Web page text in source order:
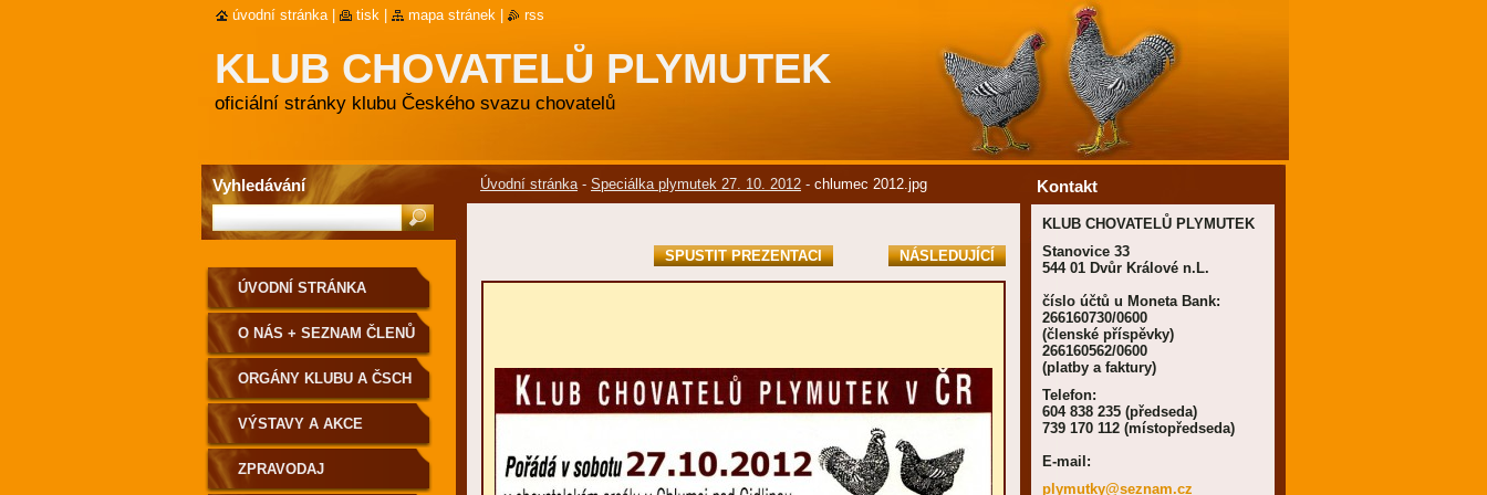
KLUB CHOVATELŮ PLYMUTEK
oficiální stránky klubu Českého svazu chovatelů
Úvodní stránka - Speciálka plymutek 27. 10. 2012 - chlumec 2012.jpg
SPUSTIT PREZENTACI
NÁSLEDUJÍCÍ
ÚVODNÍ STRÁNKA
O NÁS + SEZNAM ČLENŮ
ORGÁNY KLUBU A ČSCH
VÝSTAVY A AKCE
ZPRAVODAJ
Kontakt
KLUB CHOVATELŮ PLYMUTEK
Stanovice 33
544 01 Dvůr Králové n.L.
číslo účtů u Moneta Bank:
266160730/0600
(členské příspěvky)
266160562/0600
(platby a faktury)
Telefon:
604 838 235 (předseda)
739 170 112 (místopředseda)
E-mail:
plymutky@seznam.cz
Vyhledávání
úvodní stránka tisk mapa stránek rss